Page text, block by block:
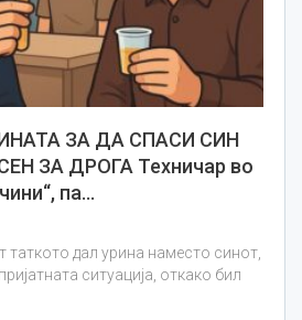
ЗА ДА СПАСИ СИН
ЗА ДРОГА Техничар во
па…
таткото дал урина наместо синот,
ситуација, откако бил